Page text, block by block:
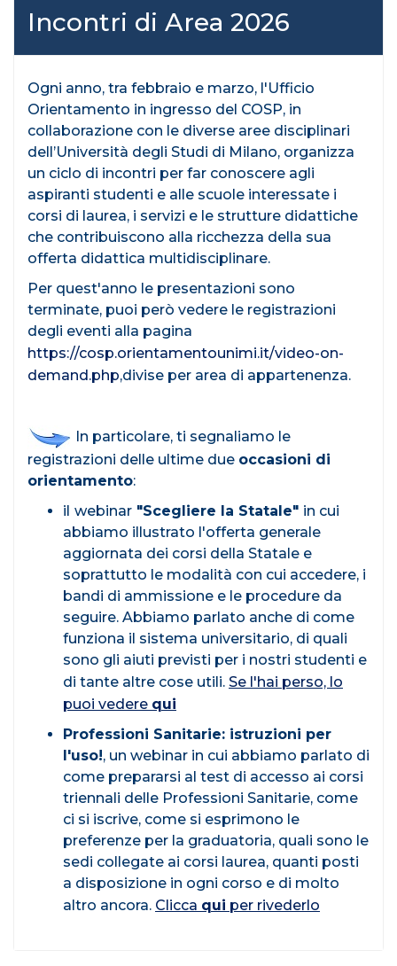
Incontri di Area 2026
Ogni anno, tra febbraio e marzo, l'Ufficio
Orientamento in ingresso del COSP, in
collaborazione con le diverse aree disciplinari
dell’Università degli Studi di Milano, organizza
un ciclo di incontri per far conoscere agli
aspiranti studenti e alle scuole interessate i
corsi di laurea, i servizi e le strutture didattiche
che contribuiscono alla ricchezza della sua
offerta didattica multidisciplinare.
Per quest'anno le presentazioni sono
terminate, puoi però vedere le registrazioni
degli eventi alla pagina
https://cosp.orientamentounimi.it/video-on-
demand.php,divise per area di appartenenza.
In particolare, ti segnaliamo le
registrazioni delle ultime due occasioni di
orientamento:
il webinar "Scegliere la Statale" in cui
abbiamo illustrato l'offerta generale
aggiornata dei corsi della Statale e
soprattutto le modalità con cui accedere, i
bandi di ammissione e le procedure da
seguire. Abbiamo parlato anche di come
funziona il sistema universitario, di quali
sono gli aiuti previsti per i nostri studenti e
di tante altre cose utili. Se l'hai perso, lo
puoi vedere qui
Professioni Sanitarie: istruzioni per
l'uso!, un webinar in cui abbiamo parlato di
come prepararsi al test di accesso ai corsi
triennali delle Professioni Sanitarie, come
ci si iscrive, come si esprimono le
preferenze per la graduatoria, quali sono le
sedi collegate ai corsi laurea, quanti posti
a disposizione in ogni corso e di molto
altro ancora. Clicca qui per rivederlo